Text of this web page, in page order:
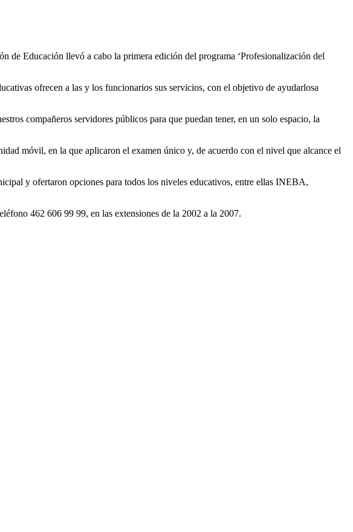
de Educación llevó a cabo la primera edición del programa ‘Profesionalización del
ofrecen a las y los funcionarios sus servicios, con el objetivo de ayudarlosa
compañeros servidores públicos para que puedan tener, en un solo espacio, la
móvil, en la que aplicaron el examen único y, de acuerdo con el nivel que alcance el
y ofertaron opciones para todos los niveles educativos, entre ellas INEBA,
462 606 99 99, en las extensiones de la 2002 a la 2007.